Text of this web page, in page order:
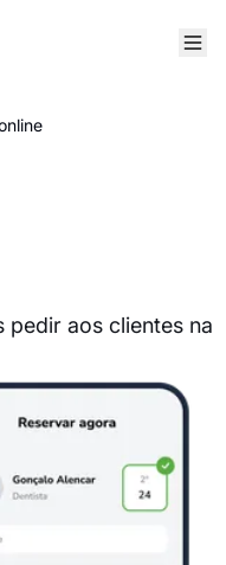
pedir aos clientes na